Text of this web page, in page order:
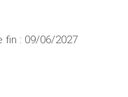
: 09/06/2027